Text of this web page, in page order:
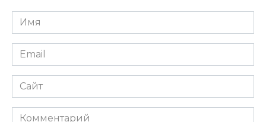
Имя
*
Email
*
Сайт
Комментарий